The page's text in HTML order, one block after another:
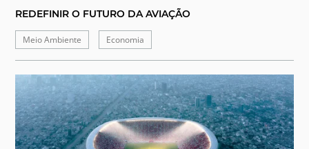
REDEFINIR O FUTURO DA AVIAÇÃO
Meio Ambiente Economia